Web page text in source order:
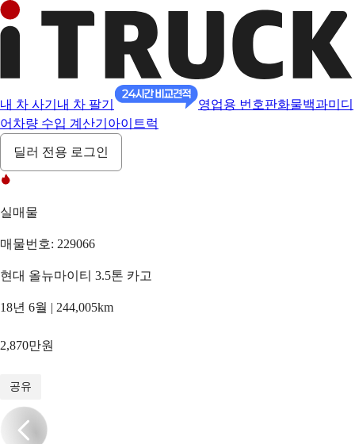
내 차 사기 내 차 팔기 영업용 번호판화물백과미디
어 차량 수입 계산기 아이트럭
딜러 전용 로그인
실매물
매물번호: 229066
현대 올뉴마이티 3.5톤 카고
18년 6월 | 244,005km
2,870만원
공유
/14